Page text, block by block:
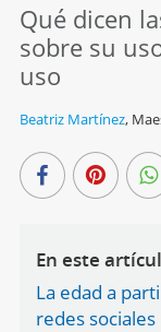
Qué dicen
sobre su
uso
Beatriz Martínez,
En este
La edad a
redes sociales